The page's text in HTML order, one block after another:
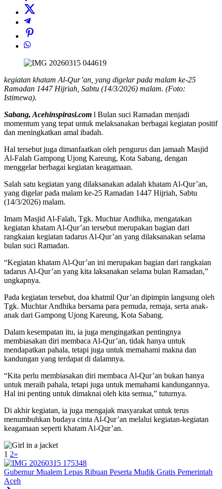
kegiatan khatam Al-Qur’an, yang digelar pada malam ke-25
Ramadan 1447 Hijriah, Sabtu (14/3/2026) malam. (Foto:
Istimewa).
Sabang, Acehinspirasi.com l Bulan suci Ramadan menjadi
momentum yang tepat untuk melaksanakan berbagai kegiatan positif
dan meningkatkan amal ibadah.
Hal tersebut juga dimanfaatkan oleh pengurus dan jamaah Masjid
Al-Falah Gampong Ujong Kareung, Kota Sabang, dengan
menggelar berbagai kegiatan keagamaan.
Salah satu kegiatan yang dilaksanakan adalah khatam Al-Qur’an,
yang digelar pada malam ke-25 Ramadan 1447 Hijriah, Sabtu
(14/3/2026) malam.
Imam Masjid Al-Falah, Tgk. Muchtar Andhika, mengatakan
kegiatan khatam Al-Qur’an tersebut merupakan bagian dari
rangkaian kegiatan tadarus Al-Qur’an yang dilaksanakan selama
bulan suci Ramadan.
“Kegiatan khatam Al-Qur’an ini merupakan bagian dari rangkaian
tadarus Al-Qur’an yang kita laksanakan selama bulan Ramadan,”
ungkapnya.
Pada kegiatan tersebut, doa khatmil Qur’an dipimpin langsung oleh
Tgk. Muchtar Andhika bersama para pemuda, remaja, serta anak-
anak dari Gampong Ujong Kareung, Kota Sabang.
Dalam kesempatan itu, ia juga mengingatkan pentingnya
membiasakan diri membaca Al-Qur’an, tidak hanya untuk
mendapatkan pahala, tetapi juga untuk memahami makna dan
kandungan yang terdapat di dalamnya.
“Kita perlu membiasakan diri membaca Al-Qur’an bukan hanya
untuk meraih pahala, tetapi juga untuk memahami kandungannya.
Hal ini penting untuk dimaknai oleh kita semua,” tuturnya.
Di akhir kegiatan, ia juga mengajak masyarakat untuk terus
menumbuhkan budaya cinta Al-Qur’an melalui kegiatan-kegiatan
keagamaan seperti khatam Al-Qur’an.
1 2»
Gubernur Mualem Lepas Ribuan Peserta Mudik Gratis Pemerintah
Aceh